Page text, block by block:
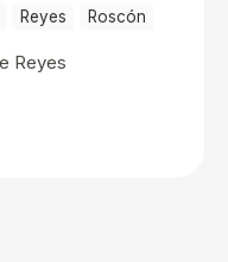
Reyes Roscón
Reyes